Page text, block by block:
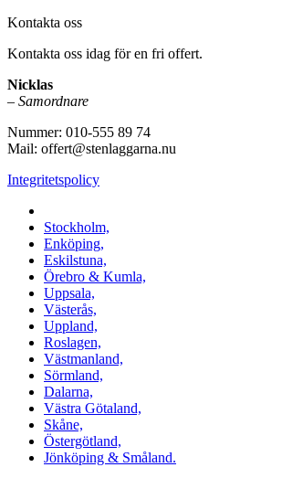
Kontakta oss
Kontakta oss idag för en fri offert.
Nicklas
– Samordnare
Nummer: 010-555 89 74
Mail: offert@stenlaggarna.nu
Integritetspolicy
Stockholm,
Enköping,
Eskilstuna,
Örebro & Kumla,
Uppsala,
Västerås,
Uppland,
Roslagen,
Västmanland,
Sörmland,
Dalarna,
Västra Götaland,
Skåne,
Östergötland,
Jönköping & Småland.